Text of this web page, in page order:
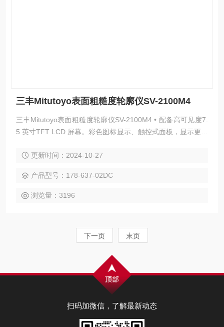
三丰Mitutoyo表面粗糙度轮廓仪SV-2100M4
三丰Mitutoyo表面粗糙度轮廓仪SV-2100M4 • 配备高可见度7.
5 英寸TFT LCD 屏幕。彩色图标显示、触控式面板，显示更清
纵杆，轻松、快速地定位。小孔内侧的测量，需要对微小测头
更新时间：2024-10-27
产品型号：178-637-02DC
浏览量：3196
下一页 末页
扫码加微信，了解最新动态